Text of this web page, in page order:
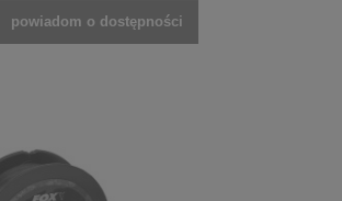
powiadom o dostępności